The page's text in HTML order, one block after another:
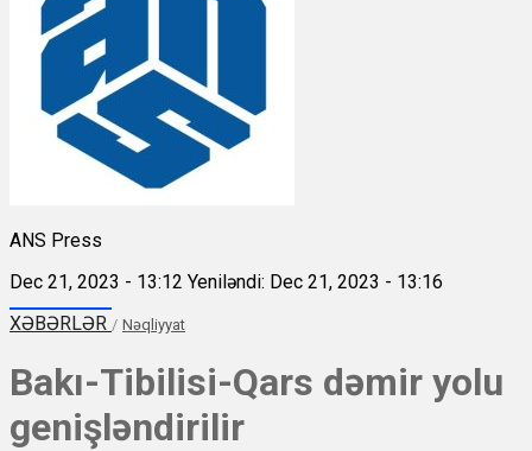
ANS Press
Dec 21, 2023 - 13:12 Yeniləndi: Dec 21, 2023 - 13:16
XƏBƏRLƏR / Nəqliyyat
Bakı-Tibilisi-Qars dəmir yolu
genişləndirilir